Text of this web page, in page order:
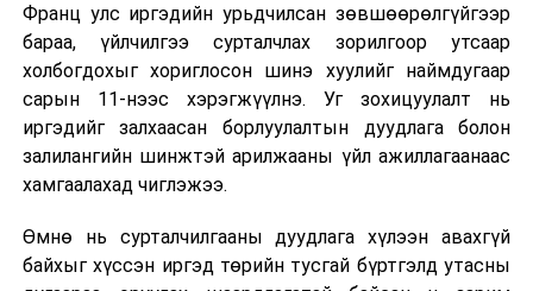
2026 оны 9 дүгээр сарын 13-наас оюутнуудыг
дотуур байранд оруулж эхэлнэ.
Сургууль, цэцэрлэгийн үйл ажиллагааны
зохицуулалт
2026 оны 8 дугаар сарын 17–28-ны өдрүүдэд
байранд элсэлт, бүртгэл болон бусад аливаа
арга хэмжээ зохион байгуулахгүй болно.
Франц улс иргэдийн урьдчилсан зөвшөөрөлгүйгээр
бараа, үйлчилгээ сурталчлах зорилгоор утсаар
холбогдохыг хориглосон шинэ хуулийг наймдугаар
сарын 11-нээс хэрэгжүүлнэ. Уг зохицуулалт нь
иргэдийг залхаасан борлуулалтын дуудлага болон
залилангийн шинжтэй арилжааны үйл ажиллагаанаас
хамгаалахад чиглэжээ.
Өмнө нь сурталчилгааны дуудлага хүлээн авахгүй
байхыг хүссэн иргэд төрийн тусгай бүртгэлд утасны